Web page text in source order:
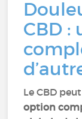
CBD :
Le CBD
option